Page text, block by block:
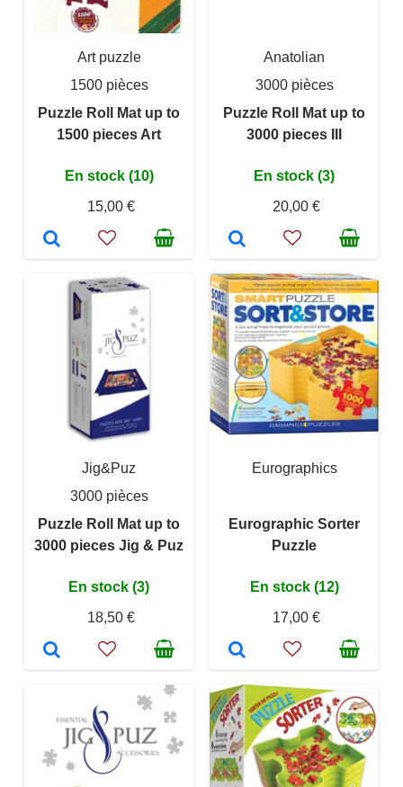
Art puzzle
1500 pièces
Puzzle Roll Mat up to
1500 pieces Art
En stock (10)
15,00 €
Anatolian
3000 pièces
Puzzle Roll Mat up to
3000 pieces III
En stock (3)
20,00 €
Jig&Puz
3000 pièces
Puzzle Roll Mat up to
3000 pieces Jig & Puz
En stock (3)
18,50 €
Eurographics
Eurographic Sorter
Puzzle
En stock (12)
17,00 €